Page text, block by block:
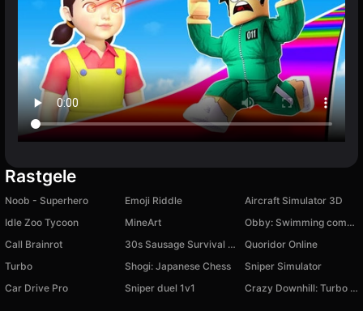
Rastgele
Noob - Superhero Emoji Riddle
Aircraft Simulator 3D
Idle Zoo Tycoon
MineArt
Obby: Swimming competition
Call Brainrot
30s Sausage Survival Master
Quoridor Online
Turbo
Shogi: Japanese Chess
Sniper Simulator
Car Drive Pro
Sniper duel 1v1 Crazy Downhill: Turbo Racing